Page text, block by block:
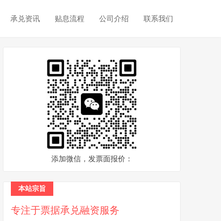
承兑资讯 贴息流程 公司介绍 联系我们
添加微信，发票面报价：
本站宗旨
专注于票据承兑融资服务